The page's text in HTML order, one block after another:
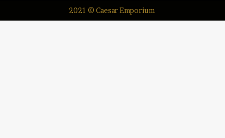
2021 © Caesar Emporium